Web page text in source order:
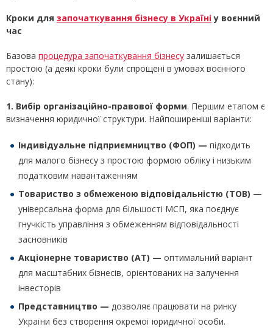
Кроки для започаткування бізнесу в Україніу воєнний
час
Базова процедура започаткування бізнесу залишається
простою (а деякі кроки були спрощені в умовах воєнного
стану):
1. Вибір організаційно-правової форми. Першим етапом є
визначення юридичної структури. Найпоширеніші варіанти:
Індивідуальне підприємництво (ФОП) — підходить
для малого бізнесу з простою формою обліку і низьким
податковим навантаженням
Товариство з обмеженою відповідальністю (ТОВ) —
універсальна форма для більшості МСП, яка поєднує
гнучкість управління з обмеженням відповідальності
засновників
Акціонерне товариство (АТ) — оптимальний варіант
для масштабних бізнесів, орієнтованих на залучення
інвесторів
Представництво — дозволяє працювати на ринку
України без створення окремої юридичної особи.